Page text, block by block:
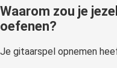
Waarom zou je
oefenen?
Je gitaarspel opnemen